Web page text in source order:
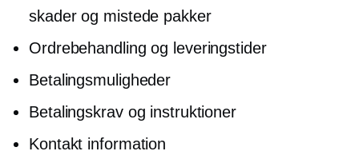
skader og mistede pakker
Ordrebehandling og leveringstider
Betalingsmuligheder
Betalingskrav og instruktioner
Kontakt information